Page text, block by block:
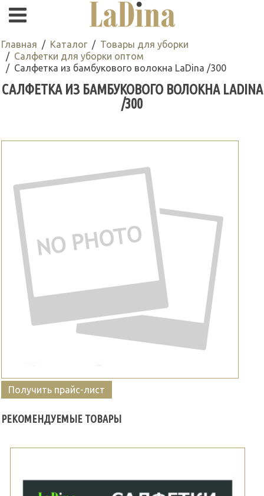
Главная Каталог
Товары для уборки
Салфетки для уборки оптом
Салфетка из бамбукового волокна LaDina /300
САЛФЕТКА ИЗ БАМБУКОВОГО ВОЛОКНА LADINA
/300
Получить прайс-лист
РЕКОМЕНДУЕМЫЕ ТОВАРЫ